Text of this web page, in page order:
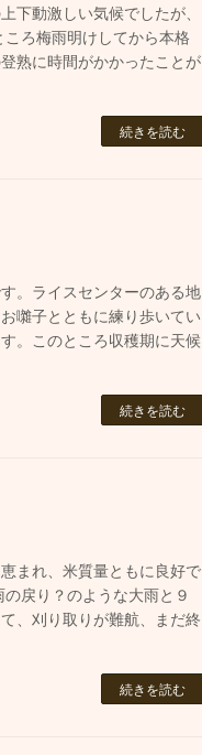
下動激しい気候でしたが、
ろ梅雨明けしてから本格
熟に時間がかかったことが
続きを読む
。ライスセンターのある地
囃子とともに練り歩いてい
。このところ収穫期に天候
続きを読む
まれ、米質量ともに良好で
戻り？のような大雨と９
、刈り取りが難航、まだ終
続きを読む